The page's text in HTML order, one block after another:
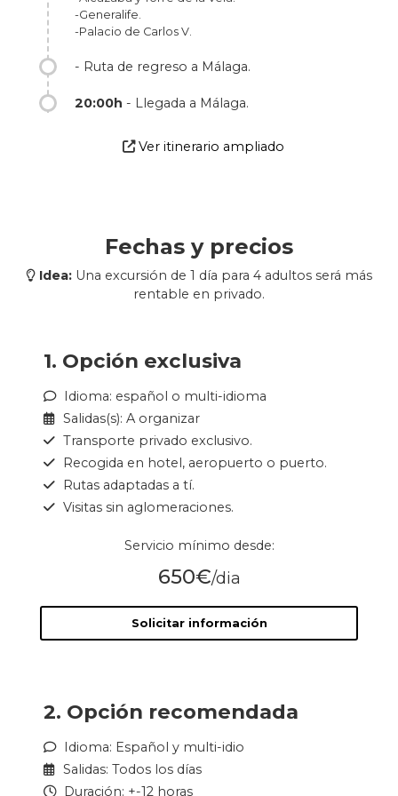
la visita e incluso por la tarde disponer de
algo de tiempo libre en el centro de la ciudad
de Granada, antes de regresar.
-Generalife.
-Palacio de Carlos V.
- Ruta de regreso a Málaga.
20:00h - Llegada a Málaga.
Ver itinerario ampliado
Fechas y precios
Idea: Una excursión de 1 día para 4 adultos será más
rentable en privado.
1. Opción exclusiva
Idioma: español o multi-idioma
Salidas(s): A organizar
Transporte privado exclusivo.
Recogida en hotel, aeropuerto o puerto.
Rutas adaptadas a tí.
Visitas sin aglomeraciones.
Servicio mínimo desde:
650€/dia
Solicitar información
2. Opción recomendada
Idioma: Español y multi-idio
Salidas: Todos los días
Duración: +-12 horas